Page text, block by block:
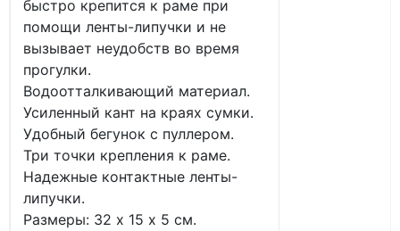
быстро крепится к раме при
помощи ленты-липучки и не
вызывает неудобств во время
прогулки.
Водоотталкивающий материал.
Усиленный кант на краях сумки.
Удобный бегунок с пуллером.
Три точки крепления к раме.
Надежные контактные ленты-
липучки.
Размеры: 32 х 15 х 5 см.